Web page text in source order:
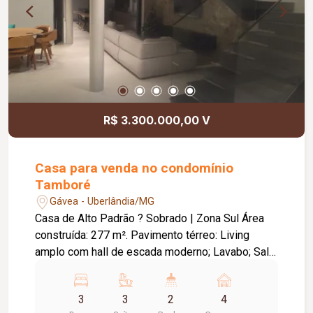
interna e externa, que pode ser revertido para
uma quarta suíte Espaço para adega Garagem
para 6 carros, sendo três vagas cobertas Piscina
revestida com pastilha Atlas, deck de madeira e
trocador de calor Exuberante jardim com irrigação
automática Placas para geração de energia solar
fotovoltaica Lavanderia, despensa, depósito e
estendal em ambiente reservado
R$ 3.300.000,00 V
Casa para venda no condomínio
Tamboré
Gávea - Uberlândia/MG
Casa de Alto Padrão ? Sobrado | Zona Sul Área
construída: 277 m². Pavimento térreo: Living
amplo com hall de escada moderno; Lavabo; Sala
gourmet; Escritório (reversível para suíte);
Brinquedoteca; Área de serviço. Área de lazer:
3 3 2 4